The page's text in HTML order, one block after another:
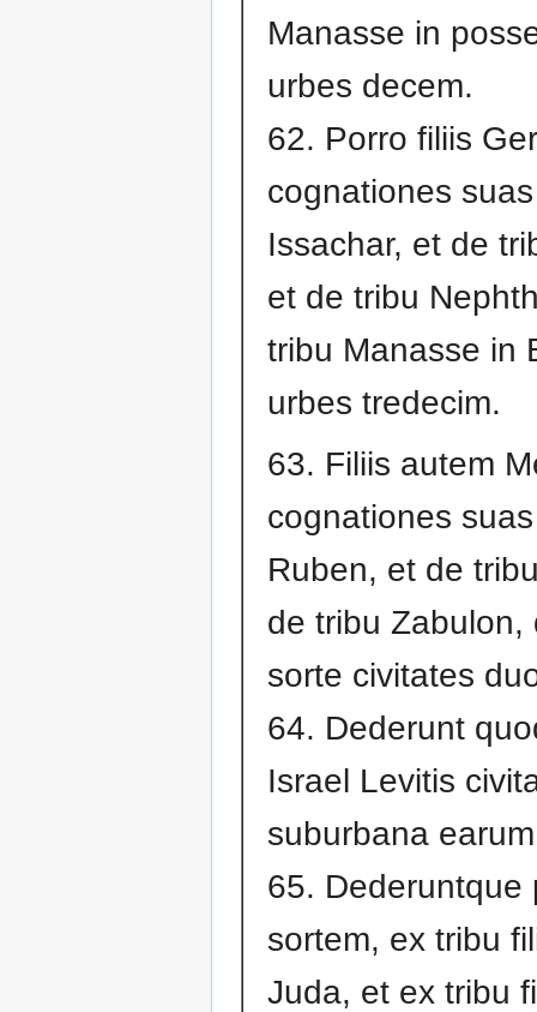
Manasse in
urbes decem.
62. Porro filiis
cognationes
Issachar, et de
et de tribu
tribu Manasse in
urbes tredecim.
63. Filiis autem
cognationes
Ruben, et de
de tribu Zabulon,
sorte civitates
64. Dederunt
Israel Levitis
suburbana
65. Dederuntque
sortem, ex tribu
Juda, et ex tribu